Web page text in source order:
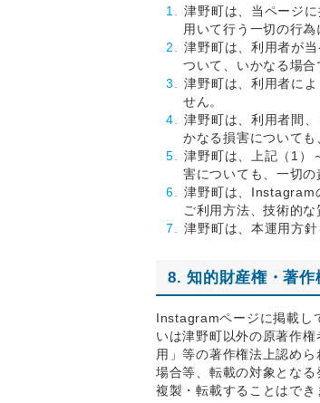
津野町は、当ページ
用いて行う一切の行為
津野町は、利用者が
ついて、いかなる場合
津野町は、利用者に
せん。
津野町は、利用者間
かなる損害についても
津野町は、上記（1）
害についても、一切の
津野町は、Instagram
ご利用方法、技術的
津野町は、本運用方
8. 知的財産権・著作
Instagramページに掲載し
いは津野町以外の原著作
用」等の著作権法上認め
場合等、転載の対象とな
複製・転載することはでき